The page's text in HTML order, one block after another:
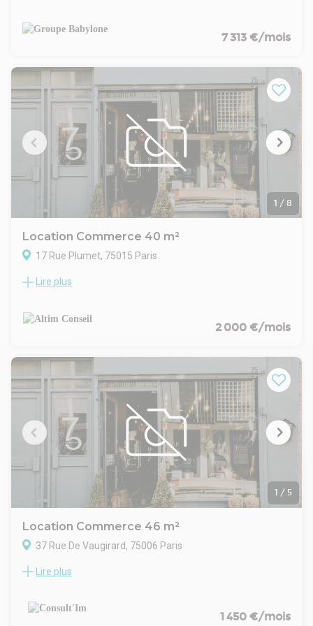
sur rue et sous-sol de 150m². Idéalement situé en plein coeur
du 15e arrondissement de Paris, secteur Beaugrenelle.
d'aménagement sont disponibles dans les photos afin
d'illustrer les différentes possibilités d'exploitation des lieux.
Ce bien constitue une opportunité rare pour développer un
projet sur mesure dans un secteur dynamique et recherché.
7 313 €/mois
1 / 8
Location Commerce 40 m²
17 Rue Plumet, 75015 Paris
Proche de toutes commodités, Dans un immeuble récent,
surface d'environ 40 m2, répartie en 2 grands bureaux et
sanitaire.
Lire plus
2 000 €/mois
1 / 5
Location Commerce 46 m²
37 Rue De Vaugirard, 75006 Paris
Emplacement dynamique a proximité du M° Saint Placide,
m².
CARACTERISTIQUES DE L'OFFRE
Lire plus
1 450 €/mois